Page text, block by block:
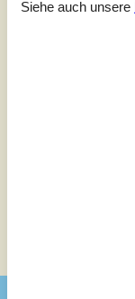
4
Siehe auch unsere